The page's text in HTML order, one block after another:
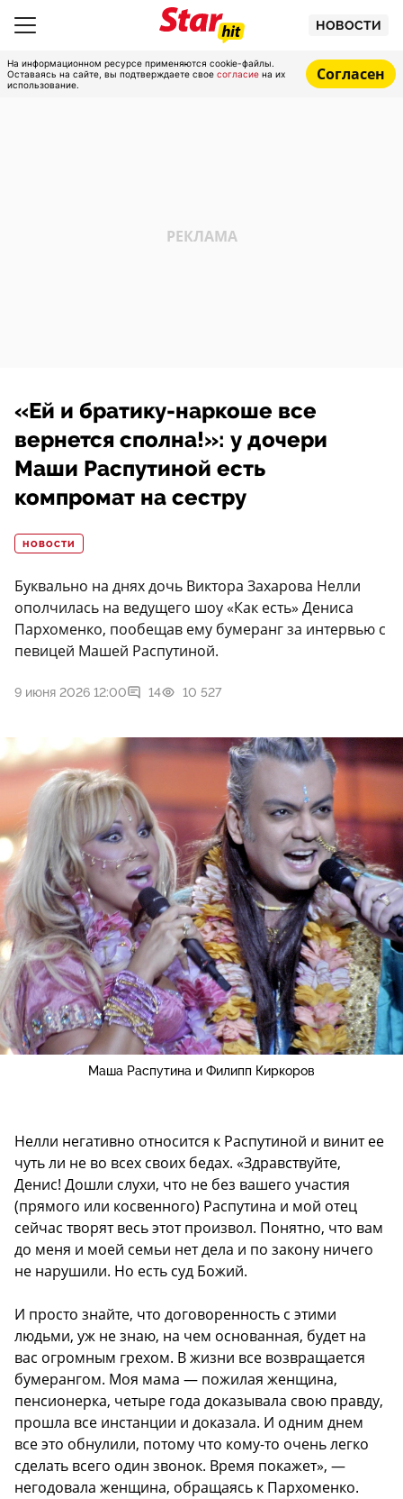
НОВОСТИ
На информационном ресурсе применяются cookie-файлы.
Оставаясь на сайте, вы подтверждаете свое согласие на их
использование.
Согласен
«Ей и братику-наркоше все
вернется сполна!»: у дочери
Маши Распутиной есть
компромат на сестру
НОВОСТИ
Буквально на днях дочь Виктора Захарова Нелли
ополчилась на ведущего шоу «Как есть» Дениса
Пархоменко, пообещав ему бумеранг за интервью с
певицей Машей Распутиной.
9 июня 2026 12:00 14 10 527
Маша Распутина и Филипп Киркоров
Нелли негативно относится к Распутиной и винит ее
чуть ли не во всех своих бедах. «Здравствуйте,
Денис! Дошли слухи, что не без вашего участия
(прямого или косвенного) Распутина и мой отец
сейчас творят весь этот произвол. Понятно, что вам
до меня и моей семьи нет дела и по закону ничего
не нарушили. Но есть суд Божий.
И просто знайте, что договоренность с этими
людьми, уж не знаю, на чем основанная, будет на
вас огромным грехом. В жизни все возвращается
бумерангом. Моя мама — пожилая женщина,
пенсионерка, четыре года доказывала свою правду,
прошла все инстанции и доказала. И одним днем
все это обнулили, потому что кому-то очень легко
сделать всего один звонок. Время покажет», —
негодовала женщина, обращаясь к Пархоменко.